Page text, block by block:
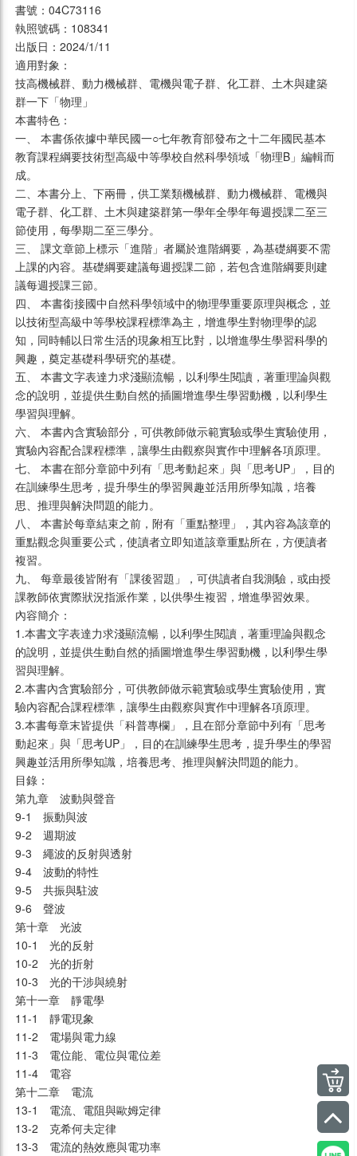
書號：04C73116
執照號碼：108341
出版日：2024/1/11
適用對象：
技高機械群、動力機械群、電機與電子群、化工群、土木與建築
群一下「物理」
本書特色：
一、 本書係依據中華民國一○七年教育部發布之十二年國民基本
教育課程綱要技術型高級中等學校自然科學領域「物理B」編輯而
成。
二、本書分上、下兩冊，供工業類機械群、動力機械群、電機與
電子群、化工群、土木與建築群第一學年全學年每週授課二至三
節使用，每學期二至三學分。
三、 課文章節上標示「進階」者屬於進階綱要，為基礎綱要不需
上課的內容。基礎綱要建議每週授課二節，若包含進階綱要則建
議每週授課三節。
四、 本書銜接國中自然科學領域中的物理學重要原理與概念，並
以技術型高級中等學校課程標準為主，增進學生對物理學的認
知，同時輔以日常生活的現象相互比對，以增進學生學習科學的
興趣，奠定基礎科學研究的基礎。
五、 本書文字表達力求淺顯流暢，以利學生閱讀，著重理論與觀
念的說明，並提供生動自然的插圖增進學生學習動機，以利學生
學習與理解。
六、 本書內含實驗部分，可供教師做示範實驗或學生實驗使用，
實驗內容配合課程標準，讓學生由觀察與實作中理解各項原理。
七、 本書在部分章節中列有「思考動起來」與「思考UP」，目的
在訓練學生思考，提升學生的學習興趣並活用所學知識，培養
思、推理與解決問題的能力。
八、 本書於每章結束之前，附有「重點整理」，其內容為該章的
重點觀念與重要公式，使讀者立即知道該章重點所在，方便讀者
複習。
九、 每章最後皆附有「課後習題」，可供讀者自我測驗，或由授
課教師依實際狀況指派作業，以供學生複習，增進學習效果。
內容簡介：
1.本書文字表達力求淺顯流暢，以利學生閱讀，著重理論與觀念
的說明，並提供生動自然的插圖增進學生學習動機，以利學生學
習與理解。
2.本書內含實驗部分，可供教師做示範實驗或學生實驗使用，實
驗內容配合課程標準，讓學生由觀察與實作中理解各項原理。
3.本書每章末皆提供「科普專欄」，且在部分章節中列有「思考
動起來」與「思考UP」，目的在訓練學生思考，提升學生的學習
興趣並活用所學知識，培養思考、推理與解決問題的能力。
目錄：
第九章　波動與聲音
9-1　振動與波
9-2　週期波
9-3　繩波的反射與透射
9-4　波動的特性
9-5　共振與駐波
9-6　聲波
第十章　光波
10-1　光的反射
10-2　光的折射
10-3　光的干涉與繞射
第十一章　靜電學
11-1　靜電現象
11-2　電場與電力線
11-3　電位能、電位與電位差
11-4　電容
第十二章　電流
13-1　電流、電阻與歐姆定律
13-2　克希何夫定律
13-3　電流的熱效應與電功率